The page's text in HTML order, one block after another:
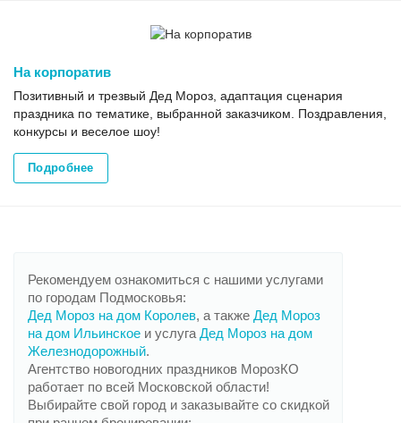
На корпоратив
Позитивный и трезвый Дед Мороз, адаптация сценария
праздника по тематике, выбранной заказчиком. Поздравления,
конкурсы и веселое шоу!
Подробнее
Рекомендуем ознакомиться с нашими услугами
по городам Подмосковья:
Дед Мороз на дом Королев, а также Дед Мороз
на дом Ильинское и услугаДед Мороз на дом
Железнодорожный.
Агентство новогодних праздников МорозКО
работает по всей Московской области!
Выбирайте свой город и заказывайте со скидкой